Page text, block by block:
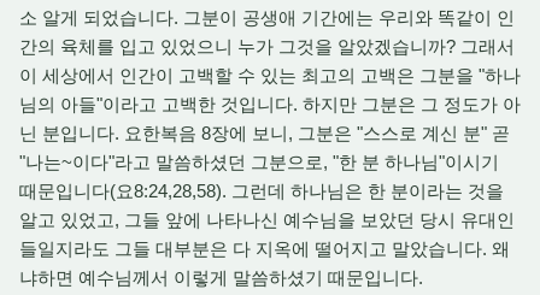
소 알게 되었습니다. 그분이 공생애 기간에는 우리와 똑같이 인
간의 육체를 입고 있었으니 누가 그것을 알았겠습니까? 그래서
이 세상에서 인간이 고백할 수 있는 최고의 고백은 그분을 "하나
님의 아들"이라고 고백한 것입니다. 하지만 그분은 그 정도가 아
닌 분입니다. 요한복음 8장에 보니, 그분은 "스스로 계신 분" 곧
"나는~이다"라고 말씀하셨던 그분으로, "한 분 하나님"이시기
때문입니다(요8:24,28,58). 그런데 하나님은 한 분이라는 것을
알고 있었고, 그들 앞에 나타나신 예수님을 보았던 당시 유대인
들일지라도 그들 대부분은 다 지옥에 떨어지고 말았습니다. 왜
냐하면 예수님께서 이렇게 말씀하셨기 때문입니다.